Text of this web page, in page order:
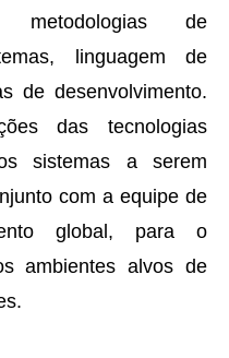
de
linguagem de
de desenvolvimento.
das tecnologias
sistemas a serem
com a equipe de
global, para o
ambientes alvos de